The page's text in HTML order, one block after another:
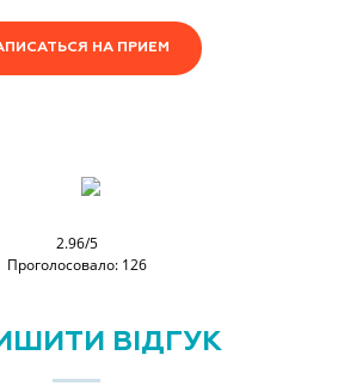
НА ПРИЕМ
2.96/5
Проголосовало: 126
ВІДГУК